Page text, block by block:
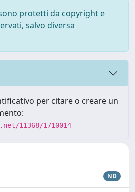
protetti da copyright e
salvo diversa
per citare o creare un
11368/1710014
ND